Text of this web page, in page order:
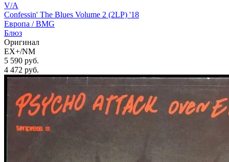
V/A
Confessin' The Blues Volume 2 (2LP) '18
Европа /BMG
Блюз
Оригинал
EX+/NM
5 590 руб.
4 472 руб.